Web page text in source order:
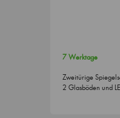
7 Werktage
Zweitürige
2 Glasböden und